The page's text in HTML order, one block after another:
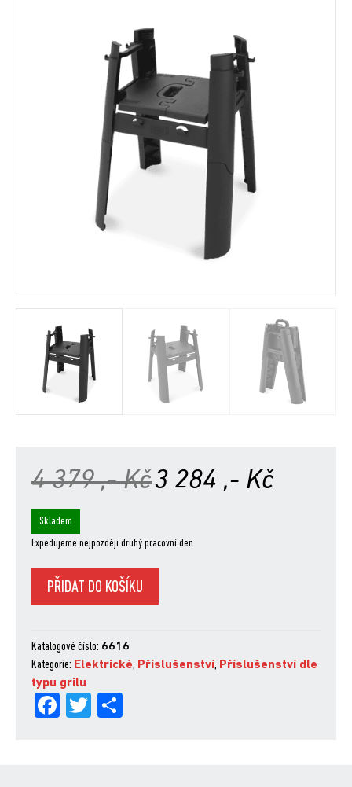
4 379,- KčPůvodní
4
Kč.
3 284 ,- Kč
Kč.
Skladem
Expedujeme nejpozději druhý pracovní den
Stojan
pro
Lumin
Compact
množství
PŘIDAT DO KOŠÍKU
Katalogové číslo: 6616
Kategorie: Elektrické, Příslušenství, Příslušenství dle
typu grilu
Fa
Tw